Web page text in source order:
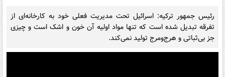
رئیس جمهور ترکیه: اسرائیل تحت مدیریت فعلی خود به کارخانه‌ای از
تفرقه تبدیل شده است که تنها مواد اولیه آن خون و اشک است و چیزی
جز بی‌ثباتی و هرج‌ومرج تولید نمی‌کند.